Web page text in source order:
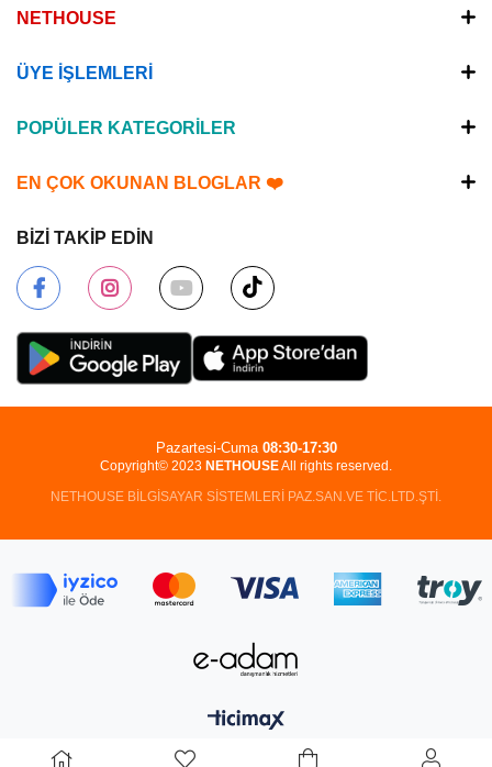
NETHOUSE
ÜYE İŞLEMLERİ
POPÜLER KATEGORİLER
EN ÇOK OKUNAN BLOGLAR ❤️
BİZİ TAKİP EDİN
Copyright© 2023 NETHOUSEAll rights reserved.
NETHOUSE BİLGİSAYAR SİSTEMLERİ PAZ.SAN.VE TİC.LTD.ŞTİ.
Pazartesi-Cuma 08:30-17:30